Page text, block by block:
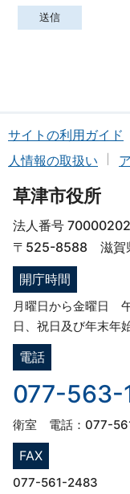
サイトの利用ガイド
人情報の取扱い
草津市役所
法人番号
〒525-8588 滋賀
開庁時間
月曜日から金曜日
日、祝日及び年末年
電話
077-563-
衛室 電話：077-
FAX
077-561-2483